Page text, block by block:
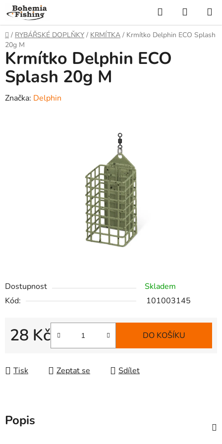
Přejít
na
obsah
Hledat
KOŠÍK
Domů
/ RYBÁŘSKÉ DOPLŇKY / KRMÍTKA / Krmítko Delphin ECO Splash
20g M
Dostupnost
Skladem
Kód:
101003145
28 Kč
Měrná cena:
DO KOŠÍKU
Tisk Zeptat se Sdílet
Krmítko Delphin ECO
Splash 20g M
Značka: Delphin
Popis